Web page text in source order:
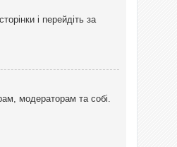
і перейдіть за
модераторам та собі.